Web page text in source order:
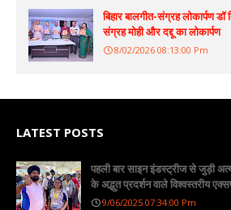
बिहार बालगीत-संग्रह लोकार्पण डॉ
संग्रह मोही और दद्दू का लोकार्पण
8/02/2026 08:13:00 Pm
LATEST POSTS
पहली बार साइन इंडस्ट्रीज से जुड़ी
के अद्भुत प्रदर्शन वाले विश्वस्तरीय
9/06/2025 07:34:00 Pm